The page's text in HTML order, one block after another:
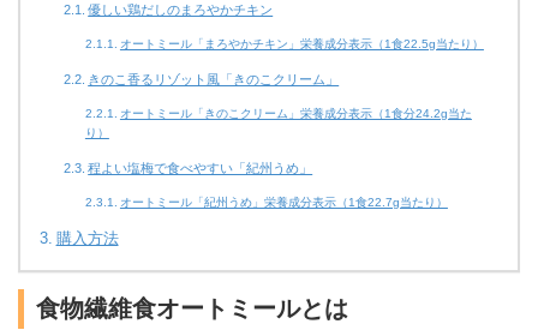
優しい鶏だしのまろやかチキン
オートミール「まろやかチキン」栄養成分表示（1食22.5g当たり）
きのこ香るリゾット風「きのこクリーム」
オートミール「きのこクリーム」栄養成分表示（1食分24.2g当た
り）
程よい塩梅で食べやすい「紀州うめ」
オートミール「紀州うめ」栄養成分表示（1食22.7g当たり）
購入方法
食物繊維食オートミールとは